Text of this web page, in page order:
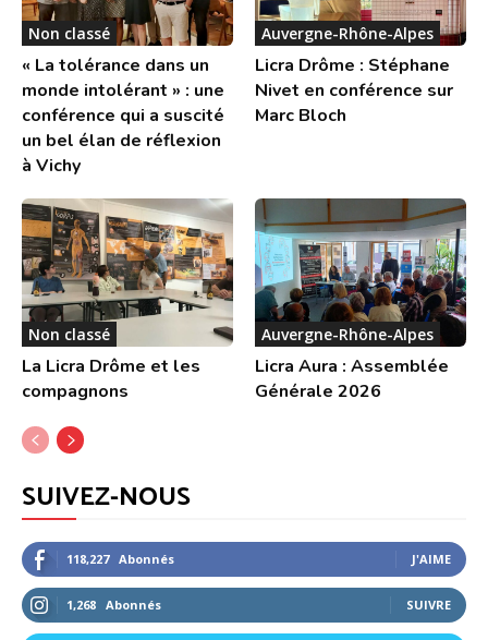
Non classé
« La tolérance dans un
monde intolérant » : une
conférence qui a suscité
un bel élan de réflexion
à Vichy
Auvergne-Rhône-Alpes
Licra Drôme : Stéphane
Nivet en conférence sur
Marc Bloch
Non classé
La Licra Drôme et les
compagnons
Auvergne-Rhône-Alpes
Licra Aura : Assemblée
Générale 2026
SUIVEZ-NOUS
118,227 Abonnés J'AIME
1,268 Abonnés SUIVRE